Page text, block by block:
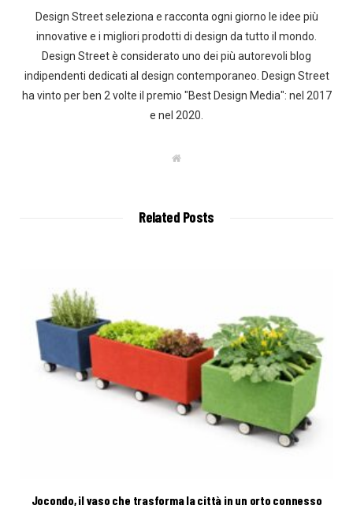
Design Street seleziona e racconta ogni giorno le idee più
innovative e i migliori prodotti di design da tutto il mondo.
Design Street è considerato uno dei più autorevoli blog
indipendenti dedicati al design contemporaneo. Design Street
ha vinto per ben 2 volte il premio "Best Design Media": nel 2017
e nel 2020.
W
Related Posts
Jocondo, il vaso che trasforma la città in un orto connesso